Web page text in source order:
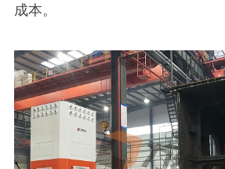
成本。